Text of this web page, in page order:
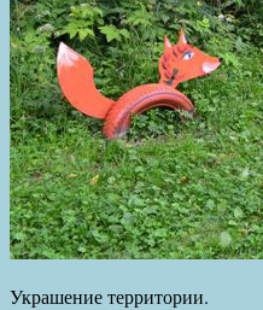
Украшение территории.